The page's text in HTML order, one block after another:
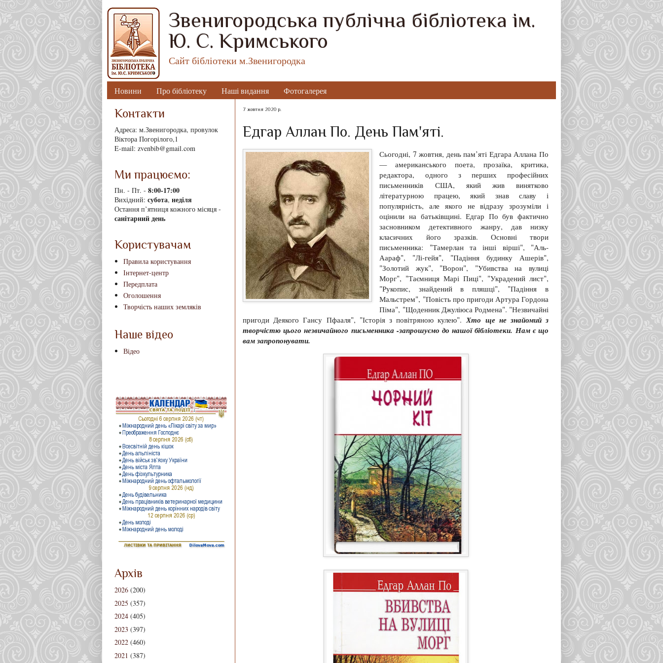
Звенигородська публічна бібліотека ім.
Ю. С. Кримського
Сайт бібліотеки м.Звенигородка
Новини Про бібліотеку Наші видання Фотогалерея
7 жовтня 2020 р.
Едгар Аллан По. День Пам'яті.
Сьогодні, 7 жовтня, день пам’яті Едгара Аллана По
— американського поета, прозаїка, критика,
редактора, одного з перших професійних
письменників США, який жив винятково
літературною працею, який знав славу і
популярність, але якого не відразу зрозуміли і
оцінили на батьківщині. Едгар По був фактично
засновником детективного жанру, дав низку
класичних його зразків. Основні твори
письменника: "Тамерлан та інші вірші", "Аль-
Аараф", "Лі-гейя", "Падіння будинку Ашерів",
"Золотий жук", "Ворон", "Убивства на вулиці
Морг", "Таємниця Марі Пиці", "Украдений лист",
"Рукопис, знайдений в пляшці", "Падіння в
Мальстрем", "Повість про пригоди Артура Гордона
Піма", "Щоденник Джуліюса Родмена". "Незвичайні
пригоди Деякого Гансу Пфааля", "Історія з повітряною кулею".Хто ще не знайомий з
творчістю цього незвичайного письменника -запрошуємо до нашої бібліотеки. Нам є що
вам запропонувати.
Контакти
Адреса: м.Звенигородка, провулок
Віктора Погорілого,1
E-mail: zvenbib@gmail.com
Ми працюємо:
Пн. - Пт. - 8:00-17:00
Вихідний: субота, неділя
Остання п’ятниця кожного місяця -
санітарний день
Користувачам
Правила користування
Інтернет-центр
Передплата
Оголошення
Творчість наших земляків
Наше відео
Відео
Архів
2026 (200)
2025 (357)
2024 (405)
2023 (397)
2022 (460)
2021 (387)